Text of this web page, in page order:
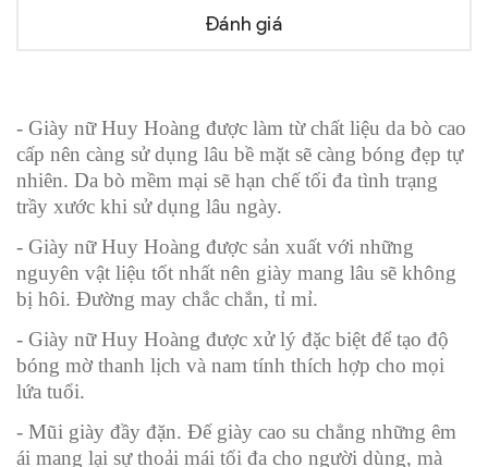
Đánh giá
- Giày nữ Huy Hoàng được làm từ chất liệu da bò cao
cấp nên càng sử dụng lâu bề mặt sẽ càng bóng đẹp tự
nhiên. Da bò mềm mại sẽ hạn chế tối đa tình trạng
trầy xước khi sử dụng lâu ngày.
- Giày nữ Huy Hoàng được sản xuất với những
nguyên vật liệu tốt nhất nên giày mang lâu sẽ không
bị hôi. Đường may chắc chắn, tỉ mỉ.
- Giày nữ Huy Hoàng được xử lý đặc biệt để tạo độ
bóng mờ thanh lịch và nam tính thích hợp cho mọi
lứa tuổi.
- Mũi giày đầy đặn. Đế giày cao su chẳng những êm
ái mang lại sự thoải mái tối đa cho người dùng, mà